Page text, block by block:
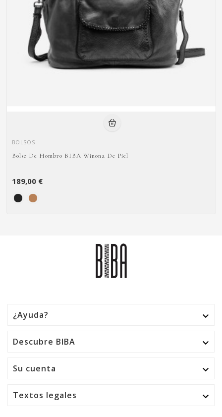
BOLSOS
Bolso De Hombro BIBA Winona De Piel
189,00 €
¿Ayuda? 
Descubre BIBA 
Su cuenta 
Textos legales 